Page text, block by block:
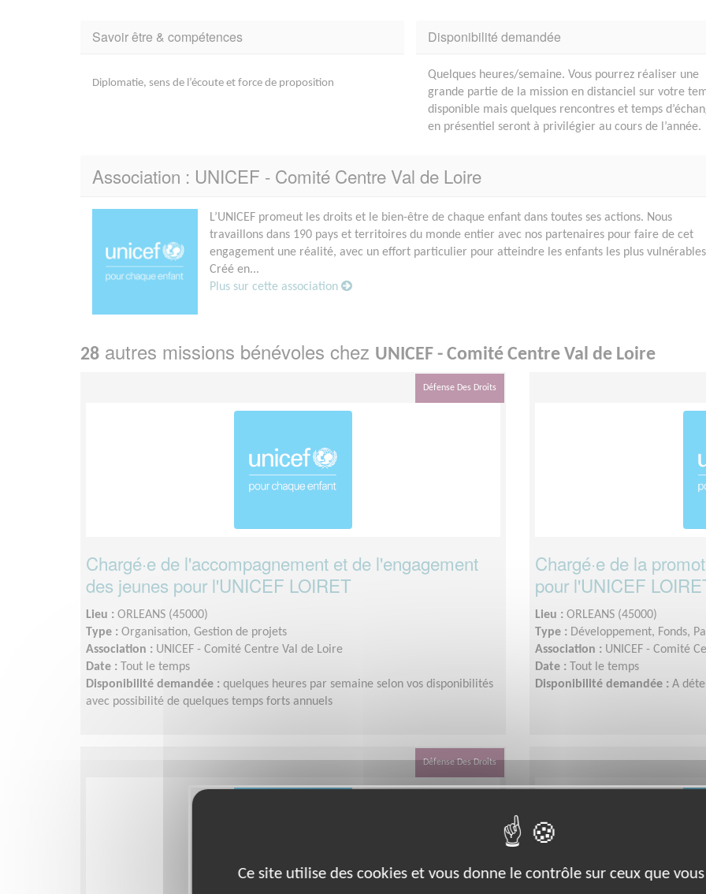
Savoir être & compétences
Diplomatie, sens de l’écoute et force de proposition
Disponibilité demandée
Quelques heures/semaine. Vous pourrez réaliser une
grande partie de la mission en distanciel sur votre
disponible mais quelques rencontres et temps
en présentiel seront à privilégier au cours de l’année.
Association : UNICEF - Comité Centre Val de Loire
L’UNICEF promeut les droits et le bien-être de chaque enfant dans toutes ses actions. Nous
travaillons dans 190 pays et territoires du monde entier avec nos partenaires pour faire de cet
engagement une réalité, avec un effort particulier pour atteindre les enfants les plus
Créé en...
Plus sur cette association
28 autres missions bénévoles chez UNICEF - Comité Centre Val de Loire
Défense Des Droits
Chargé·e de l'accompagnement et de l'engagement
des jeunes pour l'UNICEF LOIRET
Lieu : ORLEANS (45000)
Type : Organisation, Gestion de projets
Association : UNICEF - Comité Centre Val de Loire
Date : Tout le temps
Disponibilité demandée : quelques heures par semaine selon vos disponibilités
avec possibilité de quelques temps forts annuels
Chargé·e de la
pour l'UNICEF
Lieu : ORLEANS (45000)
Type : Développement, Fonds,
Association : UNICEF - Comité
Date : Tout le temps
Disponibilité demandée : A
Défense Des Droits
Ce site utilise des cookies et vous donne le contrôle sur ceux que